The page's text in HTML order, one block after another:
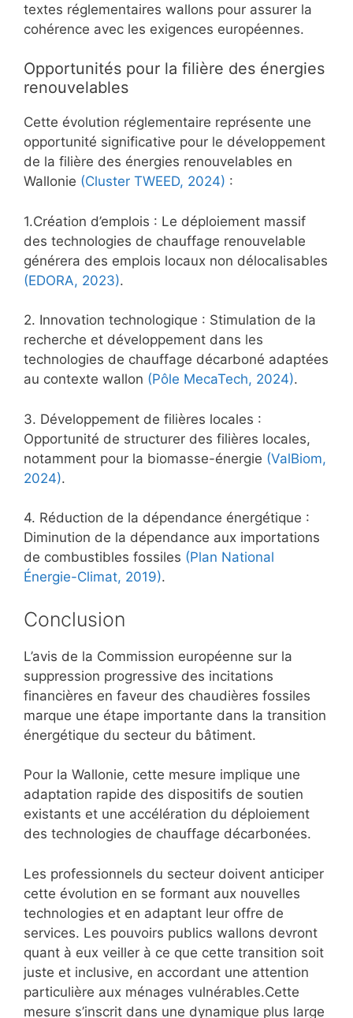
textes réglementaires wallons pour assurer la
cohérence avec les exigences européennes.
Opportunités pour la filière des énergies
renouvelables
Cette évolution réglementaire représente une
opportunité significative pour le développement
de la filière des énergies renouvelables en
Wallonie (Cluster TWEED, 2024) :
1.Création d’emplois : Le déploiement massif
des technologies de chauffage renouvelable
générera des emplois locaux non délocalisables
(EDORA, 2023).
2. Innovation technologique : Stimulation de la
recherche et développement dans les
technologies de chauffage décarboné adaptées
au contexte wallon (Pôle MecaTech, 2024).
3. Développement de filières locales :
Opportunité de structurer des filières locales,
notamment pour la biomasse-énergie (ValBiom,
2024).
4. Réduction de la dépendance énergétique :
Diminution de la dépendance aux importations
de combustibles fossiles (Plan National
Énergie-Climat, 2019).
Conclusion
L’avis de la Commission européenne sur la
suppression progressive des incitations
financières en faveur des chaudières fossiles
marque une étape importante dans la transition
énergétique du secteur du bâtiment.
Pour la Wallonie, cette mesure implique une
adaptation rapide des dispositifs de soutien
existants et une accélération du déploiement
des technologies de chauffage décarbonées.
Les professionnels du secteur doivent anticiper
cette évolution en se formant aux nouvelles
technologies et en adaptant leur offre de
services. Les pouvoirs publics wallons devront
quant à eux veiller à ce que cette transition soit
juste et inclusive, en accordant une attention
particulière aux ménages vulnérables.Cette
mesure s’inscrit dans une dynamique plus large